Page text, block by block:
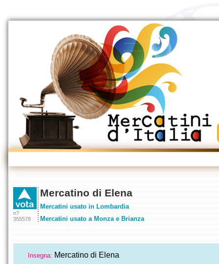
n?
355578
Mercatino di Elena
Mercatini usato in Lombardia
Mercatini usato a Monza e Brianza
Insegna: Mercatino di Elena